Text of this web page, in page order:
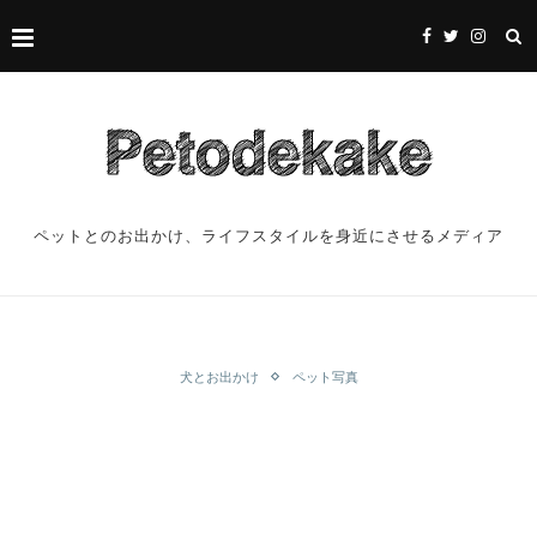
ペットとのお出かけ、ライフスタイルを身近にさせるメディア
犬とお出かけ ペット写真